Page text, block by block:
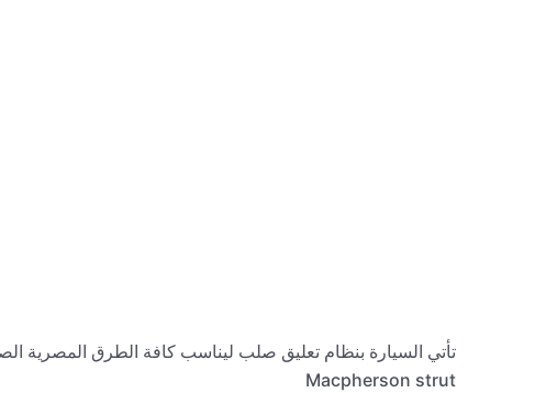
تأتي السيارة بنظام تعليق صلب ليناسب كافة الطرق المصرية
Macpherson strut